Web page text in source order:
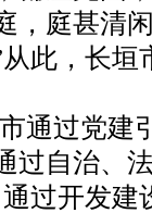
，庭甚清
此，长垣
通过党建
过自治、
过开发建